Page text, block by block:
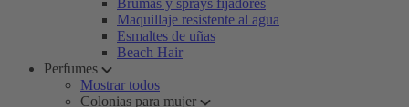
Brumas y sprays fijadores
Maquillaje resistente al agua
Esmaltes de uñas
Beach Hair
Perfumes
Mostrar todos
Colonias para mujer